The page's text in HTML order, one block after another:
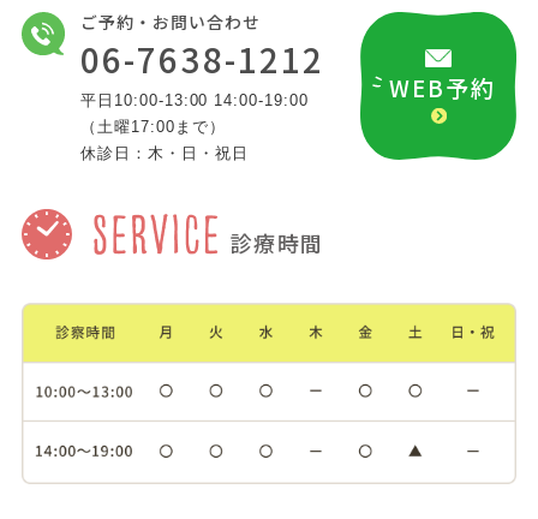
ご予約・お問い合わせ
06-7638-1212
平日10:00-13:00 14:00-19:00
（土曜17:00まで）
休診日：木・日・祝日
WEB予約
診療時間